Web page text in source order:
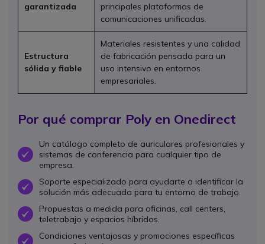
garantizada
principales plataformas de
comunicaciones unificadas.
Estructura
sólida y fiable
Materiales resistentes y una calidad
de fabricación pensada para un
uso intensivo en entornos
empresariales.
Por qué comprar Poly en Onedirect
OK
Un catálogo completo de auriculares profesionales y
sistemas de conferencia para cualquier tipo de
empresa.
OKSoporte especializado para ayudarte a identificar la
solución más adecuada para tu entorno de trabajo.
OKPropuestas a medida para oficinas, call centers,
teletrabajo y espacios híbridos.
OKCondiciones ventajosas y promociones específicas